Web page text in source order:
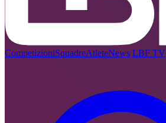
CompetizioniSquadreAtleteNews LBF TV